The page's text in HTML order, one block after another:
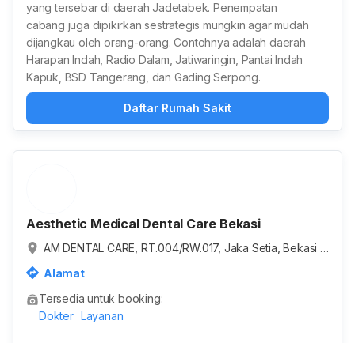
yang tersebar di daerah Jadetabek. Penempatan
cabang juga dipikirkan sestrategis mungkin agar mudah
dijangkau oleh orang-orang. Contohnya adalah daerah
Harapan Indah, Radio Dalam, Jatiwaringin, Pantai Indah
Kapuk, BSD Tangerang, dan Gading Serpong.
Daftar Rumah Sakit
Aesthetic Medical Dental Care Bekasi
AM DENTAL CARE, RT.004/RW.017, Jaka Setia, Bekasi C
Alamat
Tersedia untuk booking:
Dokter Layanan